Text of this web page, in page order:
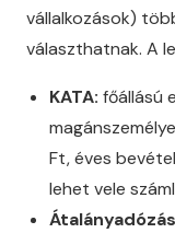
vállalkozások)
választhatnak. A
KATA: főállású
Ft, éves
lehet vele